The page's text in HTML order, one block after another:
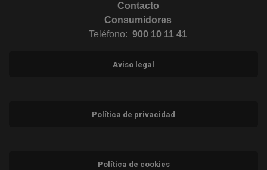
Contacto
Consumidores
Teléfono: 900 10 11 41
Aviso legal
Política de privacidad
Política de cookies